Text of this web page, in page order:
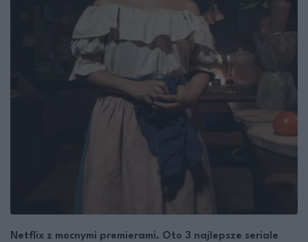
Netflix z mocnymi premierami. Oto 3 najlepsze seriale